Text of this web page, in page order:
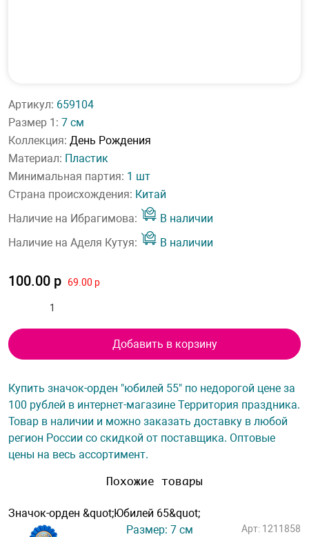
Артикул: 659104
Размер 1: 7 см
Коллекция: День Рождения
Материал: Пластик
Минимальная партия: 1 шт
Страна происхождения: Китай
Наличие на Ибрагимова:
В наличии
Наличие на Аделя Кутуя:
В наличии
100.00 р 69.00 р
Добавить в корзину
Купить значок-орден "юбилей 55" по недорогой цене за
100 рублей в интернет-магазине Территория праздника.
Товар в наличии и можно заказать доставку в любой
регион России со скидкой от поставщика. Оптовые
цены на весь ассортимент.
Похожие товары
Значок-орден &quot;Юбилей 65&quot;
Размер: 7 см
Арт: 1211858